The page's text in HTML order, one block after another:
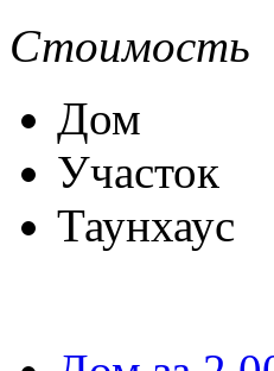
Стоимость
Дом
Участок
Таунхаус